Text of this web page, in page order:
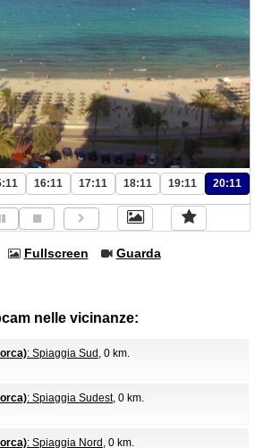
16:11 17:11 18:11 19:11 20:11
Fullscreen Guarda
nelle vicinanze:
: Spiaggia Sud , 0 km.
: Spiaggia Sudest, 0 km.
: Spiaggia Nord , 0 km.